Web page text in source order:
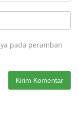
pada peramban